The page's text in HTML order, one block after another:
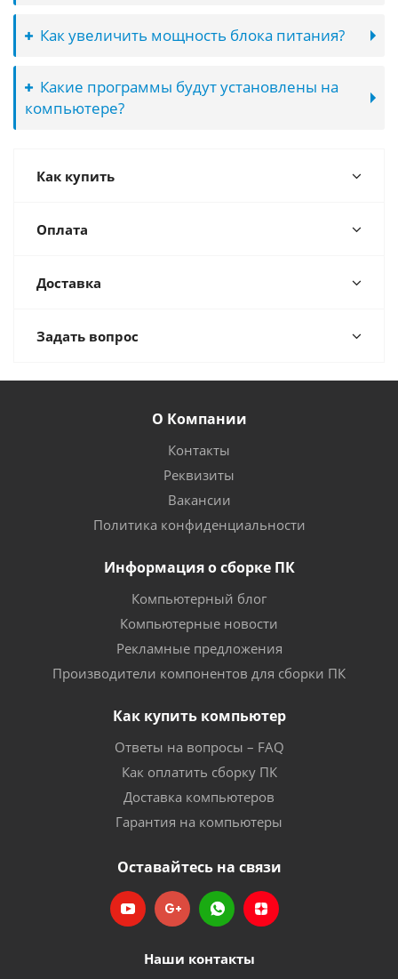
Как увеличить мощность блока питания?
Какие программы будут установлены на
компьютере?
Как купить
Оплата
Доставка
Задать вопрос
О Компании
Контакты
Реквизиты
Вакансии
Политика конфиденциальности
Информация о сборке ПК
Компьютерный блог
Компьютерные новости
Рекламные предложения
Производители компонентов для сборки ПК
Как купить компьютер
Ответы на вопросы – FAQ
Как оплатить сборку ПК
Доставка компьютеров
Гарантия на компьютеры
Оставайтесь на связи
Наши контакты